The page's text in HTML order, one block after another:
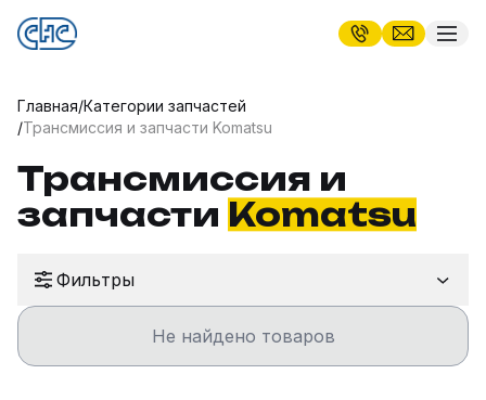
Главная/Категории запчастей
/Трансмиссия и запчасти Komatsu
Трансмиссия и
запчасти Komatsu
Фильтры
Не найдено товаров